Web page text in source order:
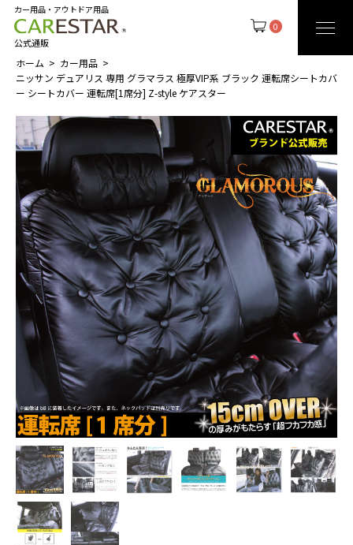
0
カー用品・アウトドア用品
公式通販
ホーム
カー用品
ニッサン デュアリス 専用 グラマラス 極厚VIP系 ブラック 運転席シートカバ
ー シートカバー 運転席[1席分] Z-style ケアスター